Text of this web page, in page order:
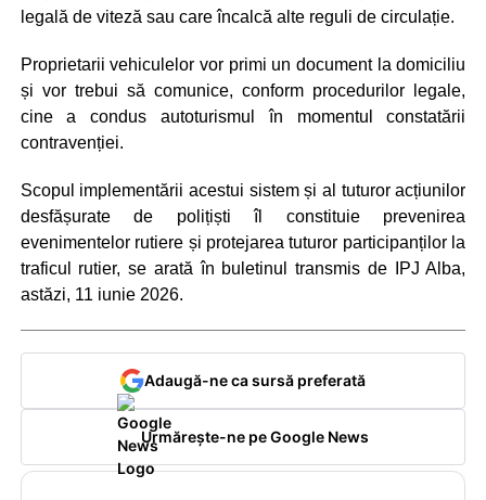
legală de viteză sau care încalcă alte reguli de circulație.
Proprietarii vehiculelor vor primi un document la domiciliu
și vor trebui să comunice, conform procedurilor legale,
cine a condus autoturismul în momentul constatării
contravenției.
Scopul implementării acestui sistem și al tuturor acțiunilor
desfășurate de polițiști îl constituie prevenirea
evenimentelor rutiere și protejarea tuturor participanților la
traficul rutier, se arată în buletinul transmis de IPJ Alba,
astăzi, 11 iunie 2026.
Adaugă-ne ca sursă preferată
Urmărește-ne pe Google News